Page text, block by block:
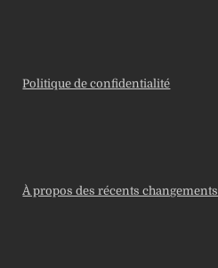
Politique de confidentialité
À propos des récents changements